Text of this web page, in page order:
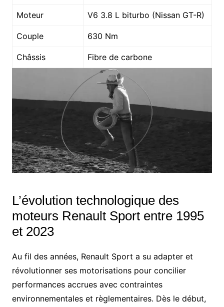
Moteur V6 3.8 L biturbo (Nissan GT-R)
Couple 630 Nm
Châssis Fibre de carbone
L’évolution technologique des
moteurs Renault Sport entre 1995
et 2023
Au fil des années, Renault Sport a su adapter et
révolutionner ses motorisations pour concilier
performances accrues avec contraintes
environnementales et règlementaires. Dès le début,